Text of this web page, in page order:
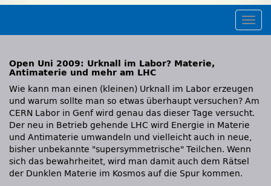
Open Uni 2009: Urknall im Labor? Materie,
Antimaterie und mehr am LHC
Wie kann man einen (kleinen) Urknall im Labor erzeugen
und warum sollte man so etwas überhaupt versuchen? Am
CERN Labor in Genf wird genau das dieser Tage versucht.
Der neu in Betrieb gehende LHC wird Energie in Materie
und Antimaterie umwandeln und vielleicht auch in neue,
bisher unbekannte "supersymmetrische" Teilchen. Wenn
sich das bewahrheitet, wird man damit auch dem Rätsel
der Dunklen Materie im Kosmos auf die Spur kommen.